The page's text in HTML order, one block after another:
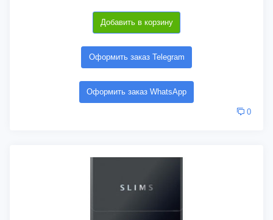
Добавить в корзину
Оформить заказ Telegram
Оформить заказ WhatsApp
0